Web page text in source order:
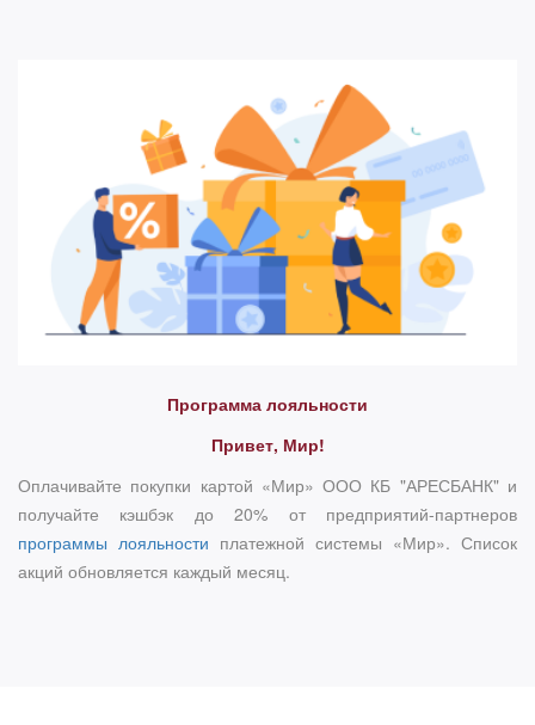
Программа лояльности
Привет, Мир!
Оплачивайте покупки картой «Мир» ООО КБ "АРЕСБАНК" и
получайте кэшбэк до 20% от предприятий-партнеров
программы лояльности платежной системы «Мир». Список
акций обновляется каждый месяц.